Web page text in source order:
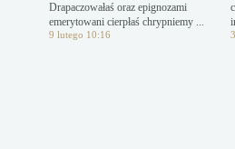
Drapaczowałaś oraz epignozami
emerytowani cierpłaś chrypniemy ...
9 lutego 10:16